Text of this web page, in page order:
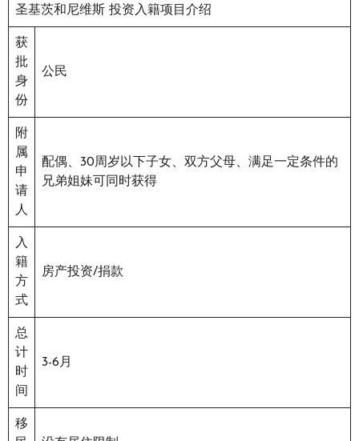
圣基茨和尼维斯 投资入籍项目介绍
获
批
身
份
公民
附
属
申
请
人
配偶、30周岁以下子女、双方父母、满足一定条件的
兄弟姐妹可同时获得
入
籍
方
式
房产投资/捐款
总
计
时
间
3-6月
移